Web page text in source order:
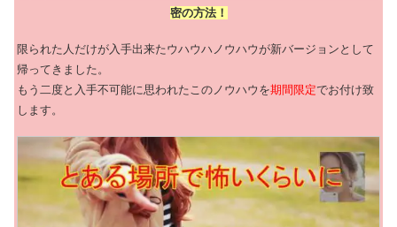
密の方法！
限られた人だけが入手出来たウハウハノウハウが新バージョンとして
帰ってきました。
もう二度と入手不可能に思われたこのノウハウを期間限定でお付け致
します。